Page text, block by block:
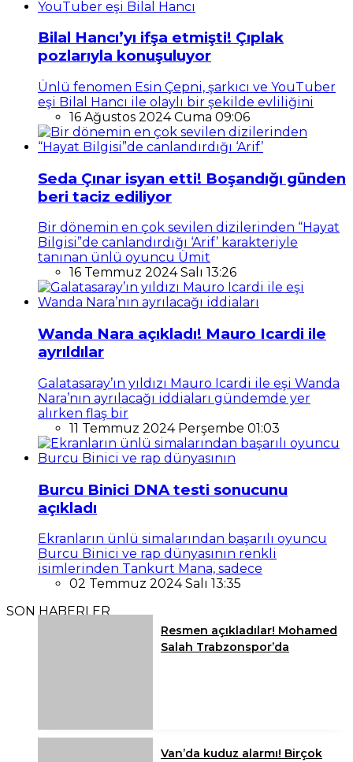
Bilal Hancı’yı ifşa etmişti! Çıplak
pozlarıyla konuşuluyor
Ünlü fenomen Esin Çepni, şarkıcı ve YouTuber
eşi Bilal Hancı ile olaylı bir şekilde evliliğini
16 Ağustos 2024 Cuma 09:06
Seda Çınar isyan etti! Boşandığı günden
beri taciz ediliyor
Bir dönemin en çok sevilen dizilerinden “Hayat
Bilgisi”de canlandırdığı ‘Arif’ karakteriyle
tanınan ünlü oyuncu Ümit
16 Temmuz 2024 Salı 13:26
Wanda Nara açıkladı! Mauro Icardi ile
ayrıldılar
Galatasaray’ın yıldızı Mauro Icardi ile eşi Wanda
Nara’nın ayrılacağı iddiaları gündemde yer
alırken flaş bir
11 Temmuz 2024 Perşembe 01:03
Burcu Binici DNA testi sonucunu
açıkladı
Ekranların ünlü simalarından başarılı oyuncu
Burcu Binici ve rap dünyasının renkli
isimlerinden Tankurt Mana, sadece
02 Temmuz 2024 Salı 13:35
SON HABERLER
Resmen açıkladılar! Mohamed
Salah Trabzonspor’da
Van’da kuduz alarmı! Birçok